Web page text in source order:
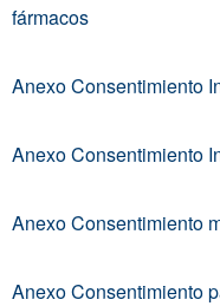
fármacos
Anexo Consentimiento
Anexo Consentimiento
Anexo Consentimiento
Anexo Consentimiento